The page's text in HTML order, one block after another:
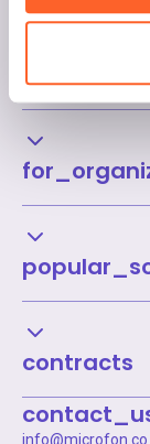
Kurumsal
contracts
info@microfon.co